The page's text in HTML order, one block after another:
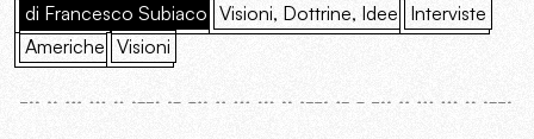
di Francesco Subiaco Visioni, Dottrine, Idee Interviste
Americhe Visioni